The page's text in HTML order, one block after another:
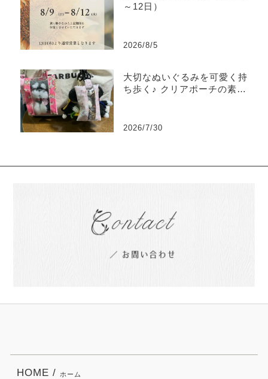
～12日）
2026/8/5
大切なぬいぐるみを可愛く持
ち歩く♪ クリアポーチの素敵
2026/7/30
HOME / ホーム